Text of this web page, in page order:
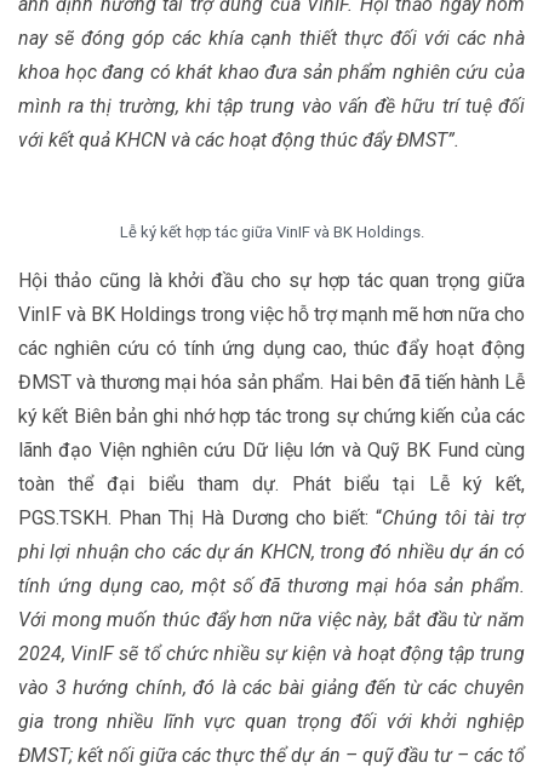
nay sẽ đóng góp các khía cạnh thiết thực đối với các nhà
khoa học đang có khát khao đưa sản phẩm nghiên cứu của
mình ra thị trường, khi tập trung vào vấn đề hữu trí tuệ đối
với kết quả KHCN và các hoạt động thúc đẩy ĐMST”.
Lễ ký kết hợp tác giữa VinIF và BK Holdings.
Hội thảo cũng là khởi đầu cho sự hợp tác quan trọng giữa
VinIF và BK Holdings trong việc hỗ trợ mạnh mẽ hơn nữa cho
các nghiên cứu có tính ứng dụng cao, thúc đẩy hoạt động
ĐMST và thương mại hóa sản phẩm. Hai bên đã tiến hành Lễ
ký kết Biên bản ghi nhớ hợp tác trong sự chứng kiến của các
lãnh đạo Viện nghiên cứu Dữ liệu lớn và Quỹ BK Fund cùng
toàn thể đại biểu tham dự. Phát biểu tại Lễ ký kết,
PGS.TSKH. Phan Thị Hà Dương cho biết: “Chúng tôi tài trợ
phi lợi nhuận cho các dự án KHCN, trong đó nhiều dự án có
tính ứng dụng cao, một số đã thương mại hóa sản phẩm.
Với mong muốn thúc đẩy hơn nữa việc này, bắt đầu từ năm
2024, VinIF sẽ tổ chức nhiều sự kiện và hoạt động tập trung
vào 3 hướng chính, đó là các bài giảng đến từ các chuyên
gia trong nhiều lĩnh vực quan trọng đối với khởi nghiệp
ĐMST; kết nối giữa các thực thể dự án – quỹ đầu tư – các tổ